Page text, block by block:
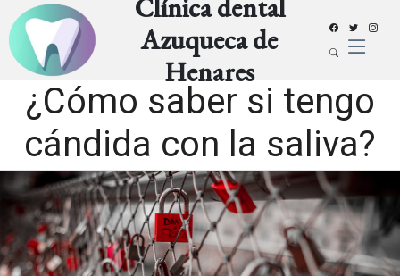
Clínica dental
Azuqueca de
Henares
¿Cómo saber si tengo
cándida con la saliva?